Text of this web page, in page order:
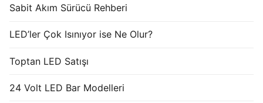
Sabit Akım Sürücü Rehberi
LED’ler Çok Isınıyor ise Ne Olur?
Toptan LED Satışı
24 Volt LED Bar Modelleri